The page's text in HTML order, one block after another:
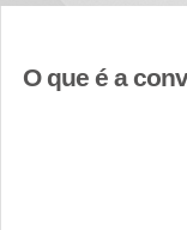
O que é a